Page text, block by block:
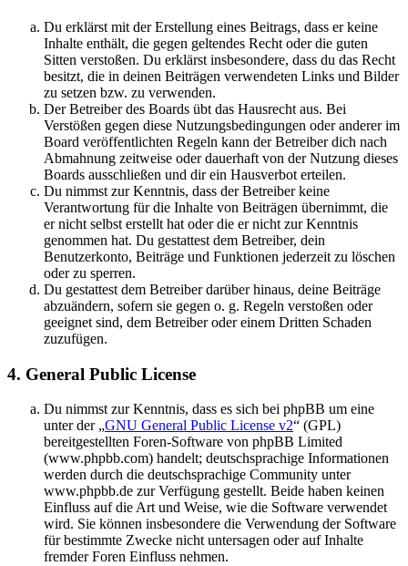
Du erklärst mit der Erstellung eines Beitrags, dass er keine
Inhalte enthält, die gegen geltendes Recht oder die guten
Sitten verstoßen. Du erklärst insbesondere, dass du das Recht
besitzt, die in deinen Beiträgen verwendeten Links und Bilder
zu setzen bzw. zu verwenden.
Der Betreiber des Boards übt das Hausrecht aus. Bei
Verstößen gegen diese Nutzungsbedingungen oder anderer im
Board veröffentlichten Regeln kann der Betreiber dich nach
Abmahnung zeitweise oder dauerhaft von der Nutzung dieses
Boards ausschließen und dir ein Hausverbot erteilen.
Du nimmst zur Kenntnis, dass der Betreiber keine
Verantwortung für die Inhalte von Beiträgen übernimmt, die
er nicht selbst erstellt hat oder die er nicht zur Kenntnis
genommen hat. Du gestattest dem Betreiber, dein
Benutzerkonto, Beiträge und Funktionen jederzeit zu löschen
oder zu sperren.
Du gestattest dem Betreiber darüber hinaus, deine Beiträge
abzuändern, sofern sie gegen o. g. Regeln verstoßen oder
geeignet sind, dem Betreiber oder einem Dritten Schaden
zuzufügen.
4. General Public License
Du nimmst zur Kenntnis, dass es sich bei phpBB um eine
unter der „GNU General Public License v2“ (GPL)
bereitgestellten Foren-Software von phpBB Limited
(www.phpbb.com) handelt; deutschsprachige Informationen
werden durch die deutschsprachige Community unter
www.phpbb.de zur Verfügung gestellt. Beide haben keinen
Einfluss auf die Art und Weise, wie die Software verwendet
wird. Sie können insbesondere die Verwendung der Software
für bestimmte Zwecke nicht untersagen oder auf Inhalte
fremder Foren Einfluss nehmen.